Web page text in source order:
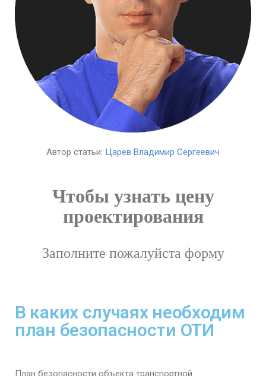
Автор статьи: Царёв Владимир Сергеевич
Чтобы узнать цену
проектирования
Заполните пожалуйста форму
В каких случаях необходим
план безопасности ОТИ
План безопасности объекта транспортной